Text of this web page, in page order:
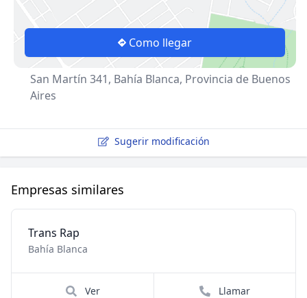
Como llegar
San Martín 341, Bahía Blanca, Provincia de Buenos
Aires
Sugerir modificación
Empresas similares
Trans Rap
Bahía Blanca
Ver Llamar